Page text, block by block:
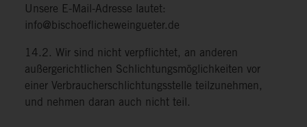
Unsere E-Mail-Adresse lautet:
info@bischoeflicheweingueter.de
14.2. Wir sind nicht verpflichtet, an anderen
außergerichtlichen Schlichtungsmöglichkeiten vor
einer Verbraucherschlichtungsstelle teilzunehmen,
und nehmen daran auch nicht teil.